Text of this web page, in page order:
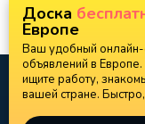
Доска
Европе
Ваш удобный онлайн-
объявлений в
ищите работу,
вашей стране.